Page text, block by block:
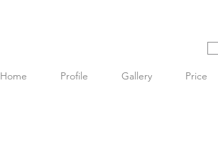
Home Profile Gallery Price